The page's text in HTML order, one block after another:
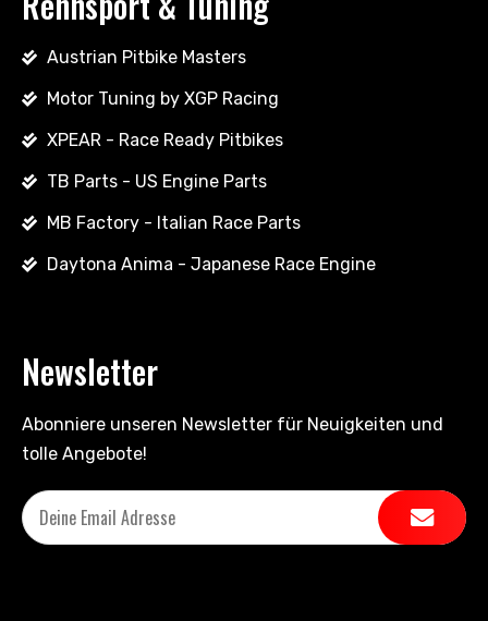
Austrian Pitbike Masters
Motor Tuning by XGP Racing
XPEAR - Race Ready Pitbikes
TB Parts - US Engine Parts
MB Factory - Italian Race Parts
Daytona Anima - Japanese Race Engine
Newsletter
Abonniere unseren Newsletter für Neuigkeiten und
tolle Angebote!